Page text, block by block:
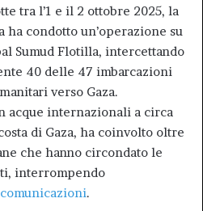
tra l’1 e il 2 ottobre 2025, la
condotto un’operazione su
Sumud Flotilla, intercettando
40 delle 47 imbarcazioni
verso Gaza.
acque internazionali a circa
di Gaza, ha coinvolto oltre
che hanno circondato le
interrompendo
comunicazioni.